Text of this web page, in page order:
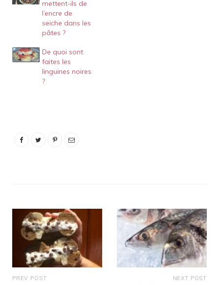
mettent-ils de
l’encre de
seiche dans les
pâtes ?
De quoi sont
faites les
linguines noires
?
PREV POST NEXT POST